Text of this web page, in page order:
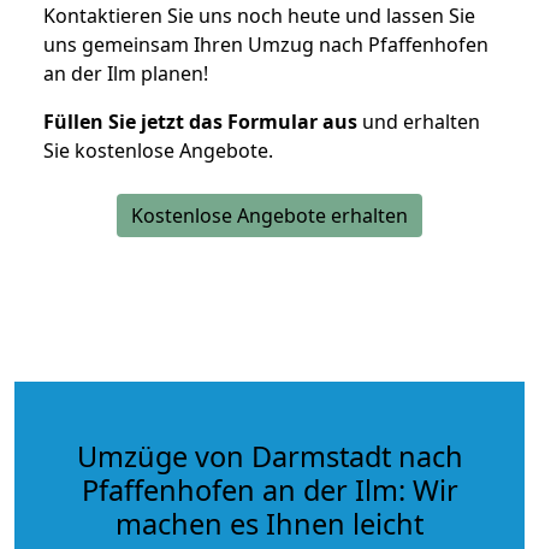
Kontaktieren Sie uns noch heute und lassen Sie
uns gemeinsam Ihren Umzug nach Pfaffenhofen
an der Ilm planen!
Füllen Sie jetzt das Formular aus und erhalten
Sie kostenlose Angebote.
Kostenlose Angebote erhalten
Umzüge von Darmstadt nach
Pfaffenhofen an der Ilm: Wir
machen es Ihnen leicht